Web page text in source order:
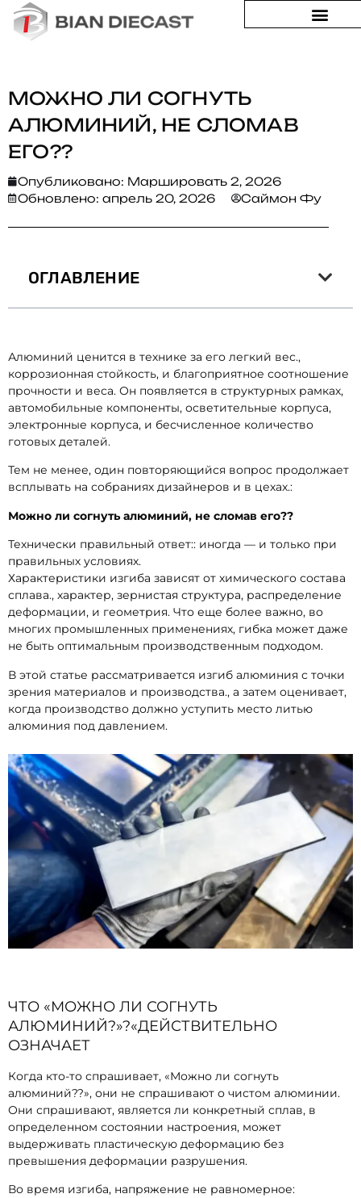
Дом > Можно ли согнуть алюминий, не сломав его??
МОЖНО ЛИ СОГНУТЬ
АЛЮМИНИЙ, НЕ СЛОМАВ
ЕГО??
Опубликовано: Маршировать 2, 2026
Обновлено: апрель 20, 2026
Саймон Фу
ОГЛАВЛЕНИЕ
Алюминий ценится в технике за его легкий вес.,
коррозионная стойкость, и благоприятное соотношение
прочности и веса. Он появляется в структурных рамках,
автомобильные компоненты, осветительные корпуса,
электронные корпуса, и бесчисленное количество
готовых деталей.
Тем не менее, один повторяющийся вопрос продолжает
всплывать на собраниях дизайнеров и в цехах.:
Можно ли согнуть алюминий, не сломав его??
Технически правильный ответ:: иногда — и только при
правильных условиях.
Характеристики изгиба зависят от химического состава
сплава., характер, зернистая структура, распределение
деформации, и геометрия. Что еще более важно, во
многих промышленных применениях, гибка может даже
не быть оптимальным производственным подходом.
В этой статье рассматривается изгиб алюминия с точки
зрения материалов и производства., а затем оценивает,
когда производство должно уступить место литью
алюминия под давлением.
ЧТО «МОЖНО ЛИ СОГНУТЬ
АЛЮМИНИЙ?»?«ДЕЙСТВИТЕЛЬНО
ОЗНАЧАЕТ
Когда кто-то спрашивает, «Можно ли согнуть
алюминий??», они не спрашивают о чистом алюминии.
Они спрашивают, является ли конкретный сплав, в
определенном состоянии настроения, может
выдерживать пластическую деформацию без
превышения деформации разрушения.
Во время изгиба, напряжение не равномерное: